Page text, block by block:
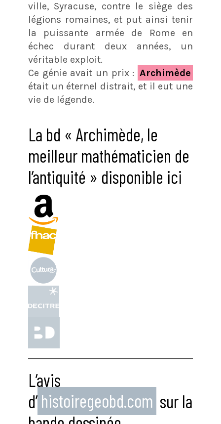
ville, Syracuse, contre le siège des
légions romaines, et put ainsi tenir
la puissante armée de Rome en
échec durant deux années, un
véritable exploit.
Ce génie avait un prix : Archimède
était un éternel distrait, et il eut une
vie de légende.
La bd « Archimède, le
meilleur mathématicien de
l’antiquité » disponible ici
L’avis
d’ histoiregeobd.com sur la